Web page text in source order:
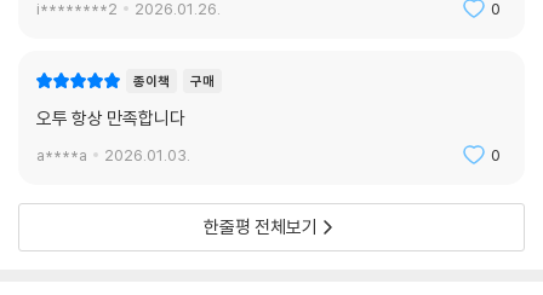
i********2 2026.01.26. 0
종이책 구매
오투 항상 만족합니다
a****a 2026.01.03. 0
한줄평 전체보기